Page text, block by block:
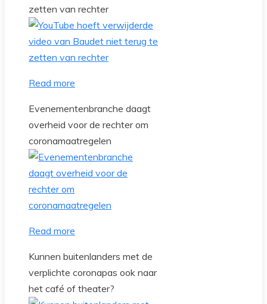
zetten van rechter
Read more
Evenementenbranche daagt
overheid voor de rechter om
coronamaatregelen
Read more
Kunnen buitenlanders met de
verplichte coronapas ook naar
het café of theater?